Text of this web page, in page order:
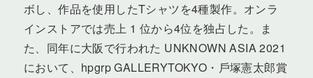
ボし、作品を使用したTシャツを4種製作。オンラ
インストアでは売上 1 位から4位を独占した。ま
た、同年に大阪で行われた UNKNOWN ASIA 2021
において、hpgrp GALLERYTOKYO・戶塚憲太郎賞